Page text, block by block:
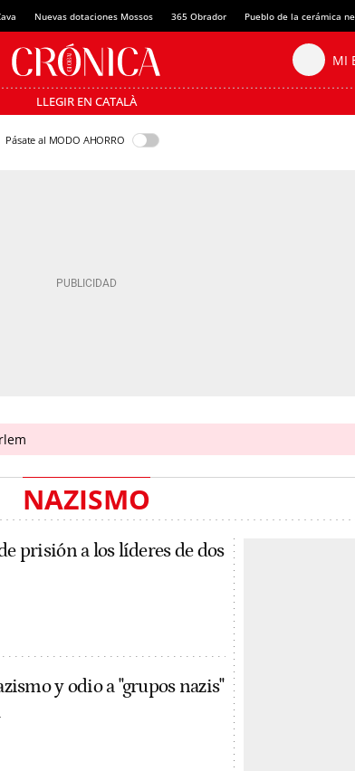
Nuevas dotaciones Mossos 365 Obrador Pueblo de la cerámica
LLEGIR EN CATALÀ
Pásate al MODO AHORRO
NAZISMO
prisión a los líderes de dos
y odio a "grupos nazis"